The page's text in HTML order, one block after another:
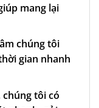
mang lại
chúng tôi
gian nhanh
tôi có